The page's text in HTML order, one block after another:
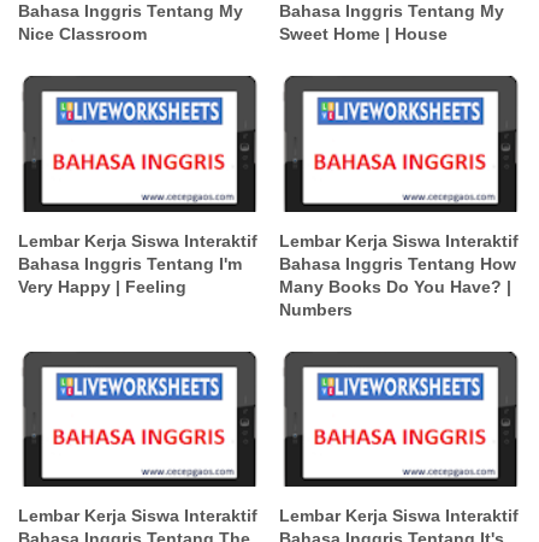
Bahasa Inggris Tentang My
Nice Classroom
Bahasa Inggris Tentang My
Sweet Home | House
Lembar Kerja Siswa Interaktif
Bahasa Inggris Tentang I'm
Very Happy | Feeling
Lembar Kerja Siswa Interaktif
Bahasa Inggris Tentang How
Many Books Do You Have? |
Numbers
Lembar Kerja Siswa Interaktif
Lembar Kerja Siswa Interaktif